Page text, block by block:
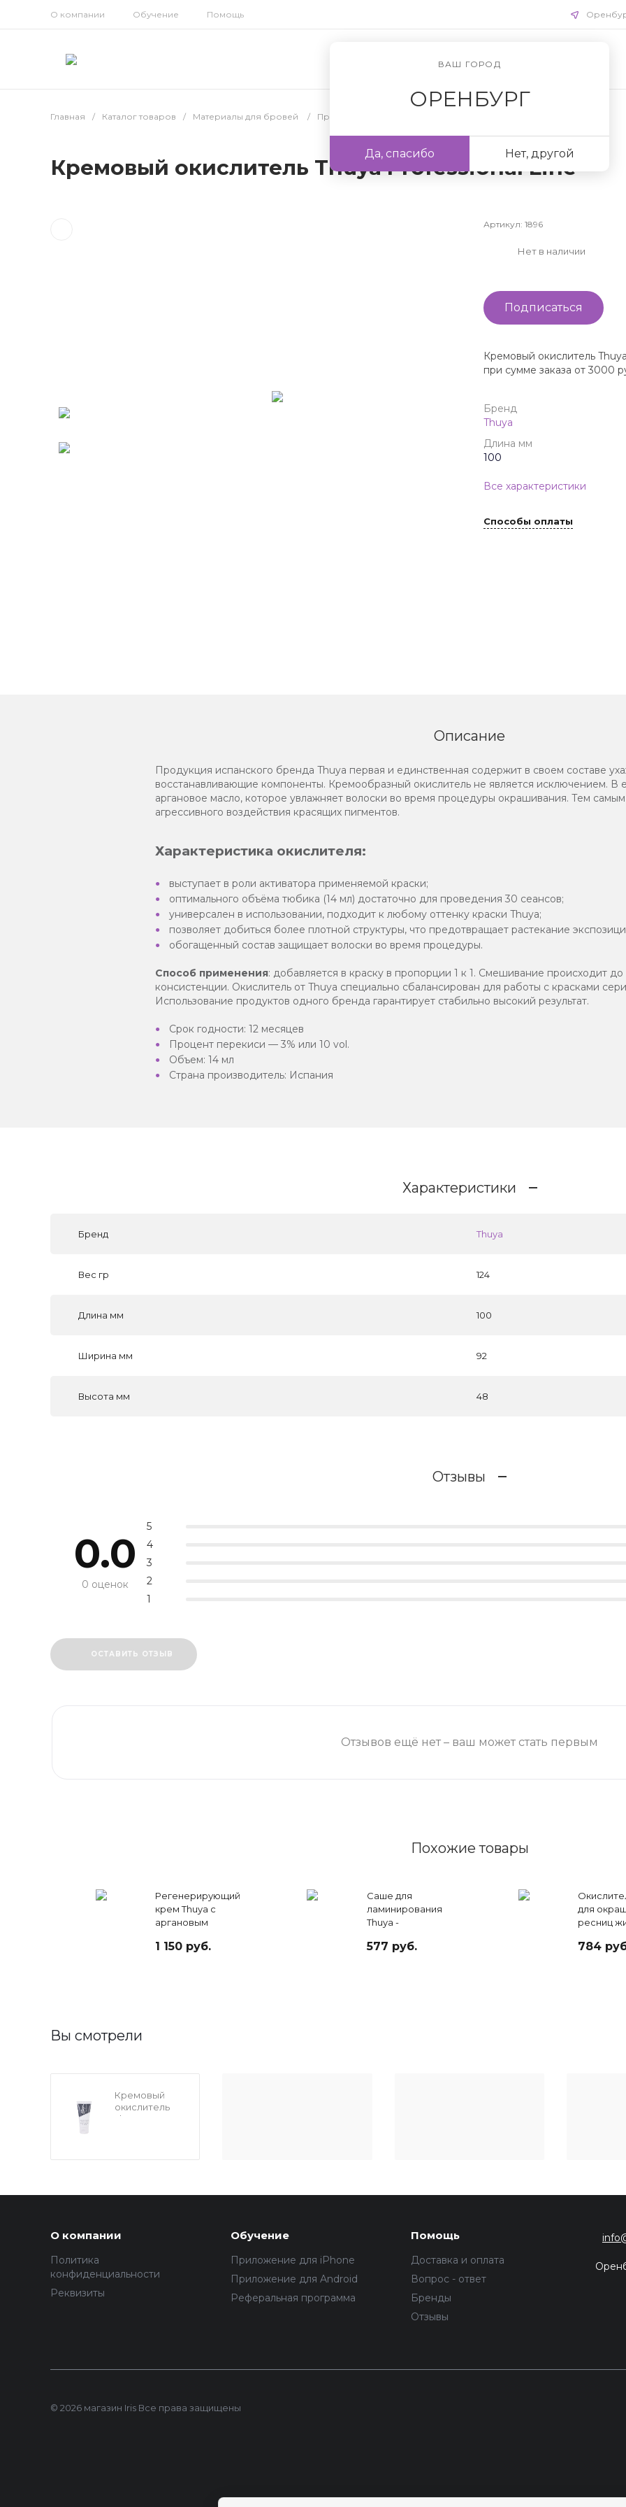
О компании Обучение Помощь
ВАШ ГОРОД
ОРЕНБУРГ
Да, спасибо Нет, другой
Главная / Каталог товаров / Материалы для бровей / Препараты для бровей
Кремовый окислитель Thuya Professional Line
Артикул: 1896
Нет в наличии
Подписаться
Кремовый окислитель
при сумме заказа от 3000
Бренд
Thuya
Длина мм
100
Все характеристики
Способы оплаты
Описание
Продукция испанского бренда Thuya первая и единственная содержит в своем составе
восстанавливающие компоненты. Кремообразный окислитель не является исключением. В
аргановое масло, которое увлажняет волоски во время процедуры окрашивания. Тем
агрессивного воздействия красящих пигментов.
Характеристика окислителя:
выступает в роли активатора применяемой краски;
оптимального объёма тюбика (14 мл) достаточно для проведения 30 сеансов;
универсален в использовании, подходит к любому оттенку краски Thuya;
позволяет добиться более плотной структуры, что предотвращает растекание
обогащенный состав защищает волоски во время процедуры.
Способ применения: добавляется в краску в пропорции 1 к 1. Смешивание происходит
консистенции. Окислитель от Thuya специально сбалансирован для работы с красками
Использование продуктов одного бренда гарантирует стабильно высокий результат.
Срок годности: 12 месяцев
Процент перекиси — 3% или 10 vol.
Объем: 14 мл
Страна производитель: Испания
Характеристики
Бренд Thuya
Вес гр 124
Длина мм 100
Ширина мм 92
Высота мм 48
Отзывы
0.0
0 оценок
5
4
3
2
1
ОСТАВИТЬ ОТЗЫВ
Отзывов ещё нет – ваш может стать первым
Похожие товары
Регенерирующий
крем Thuya с
аргановым
1 150 руб.
Саше для
ламинирования
Thuya -
577 руб.
для
ресниц
784
Вы смотрели
Кремовый
окислитель
Thuya
О компании
Политика
конфиденциальности
Реквизиты
Обучение
Приложение для iPhone
Приложение для Android
Реферальная программа
Помощь
Доставка и оплата
Вопрос - ответ
Бренды
Отзывы
© 2026 магазин Iris Все права защищены